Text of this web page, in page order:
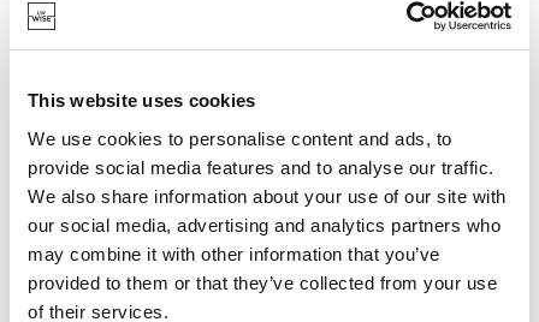
This website uses cookies
We use cookies to personalise content and ads, to
provide social media features and to analyse our traffic.
We also share information about your use of our site with
our social media, advertising and analytics partners who
may combine it with other information that you’ve
provided to them or that they’ve collected from your use
of their services.